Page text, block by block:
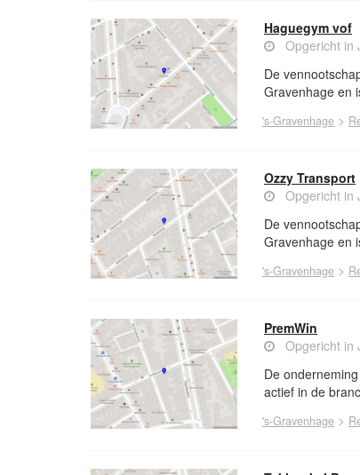
Haguegym vof
Opgericht in
De
Gravenhage en
's-Gravenhage >
Ozzy Transport
Opgericht in
De
Gravenhage en
's-Gravenhage >
PremWin
Opgericht in
De
actief in de
's-Gravenhage >